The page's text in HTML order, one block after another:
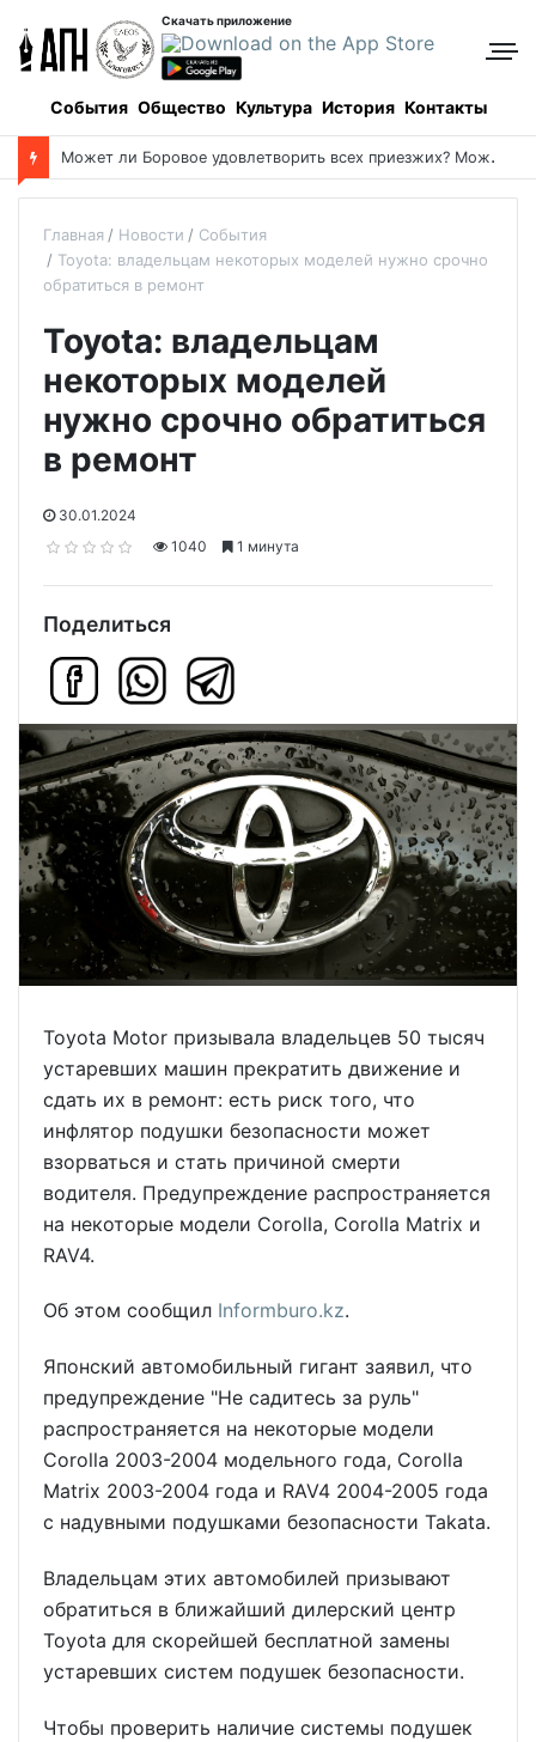
Скачать приложение
События Общество Культура История Контакты
Может ли Боровое удовлетворить всех приезжих? Может!
Главная Новости
События
Toyota: владельцам некоторых моделей нужно срочно
обратиться в ремонт
Toyota: владельцам
некоторых моделей
нужно срочно обратиться
в ремонт
30.01.2024
1040
1 минута
Поделиться
Toyota Motor призывала владельцев 50 тысяч
устаревших машин прекратить движение и
сдать их в ремонт: есть риск того, что
инфлятор подушки безопасности может
взорваться и стать причиной смерти
водителя. Предупреждение распространяется
на некоторые модели Corolla, Corolla Matrix и
RAV4.
Об этом сообщил Informburo.kz.
Японский автомобильный гигант заявил, что
предупреждение "Не садитесь за руль"
распространяется на некоторые модели
Corolla 2003-2004 модельного года, Corolla
Matrix 2003-2004 года и RAV4 2004-2005 года
с надувными подушками безопасности Takata.
Владельцам этих автомобилей призывают
обратиться в ближайший дилерский центр
Toyota для скорейшей бесплатной замены
устаревших систем подушек безопасности.
Чтобы проверить наличие системы подушек